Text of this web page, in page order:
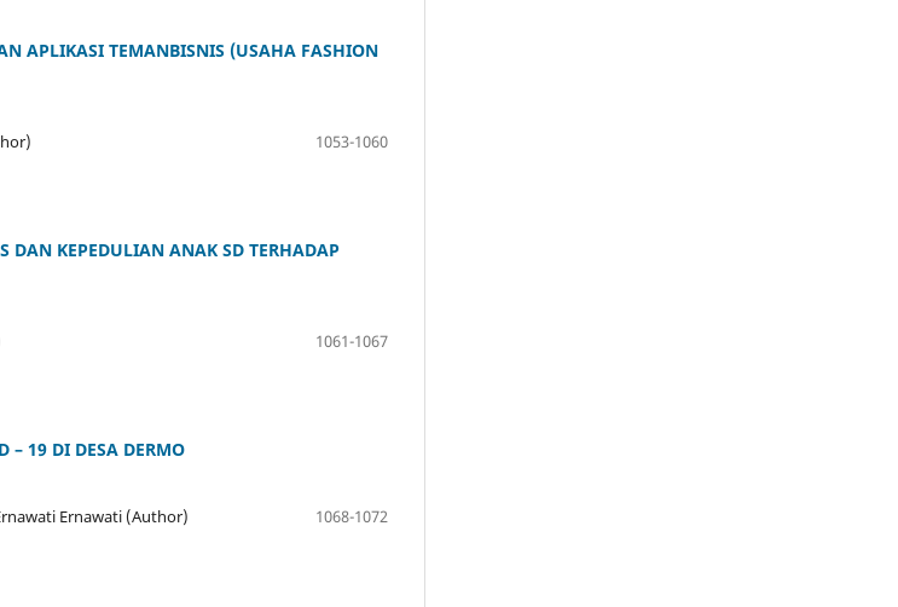
APLIKASI TEMANBISNIS (USAHA FASHION
1053-1060
DAN KEPEDULIAN ANAK SD TERHADAP
1061-1067
– 19 DI DESA DERMO
Ernawati (Author)
1068-1072